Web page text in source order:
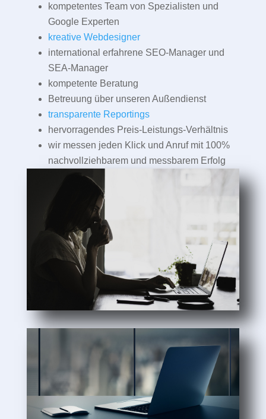
kompetentes Team von Spezialisten und
Google Experten
kreative Webdesigner
international erfahrene SEO-Manager und
SEA-Manager
kompetente Beratung
Betreuung über unseren Außendienst
transparente Reportings
hervorragendes Preis-Leistungs-Verhältnis
wir messen jeden Klick und Anruf mit 100%
nachvollziehbarem und messbarem Erfolg